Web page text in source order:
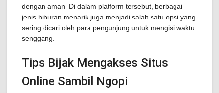
dengan aman. Di dalam platform tersebut, berbagai
jenis hiburan menarik juga menjadi salah satu opsi yang
sering dicari oleh para pengunjung untuk mengisi waktu
senggang.
Tips Bijak Mengakses Situs
Online Sambil Ngopi